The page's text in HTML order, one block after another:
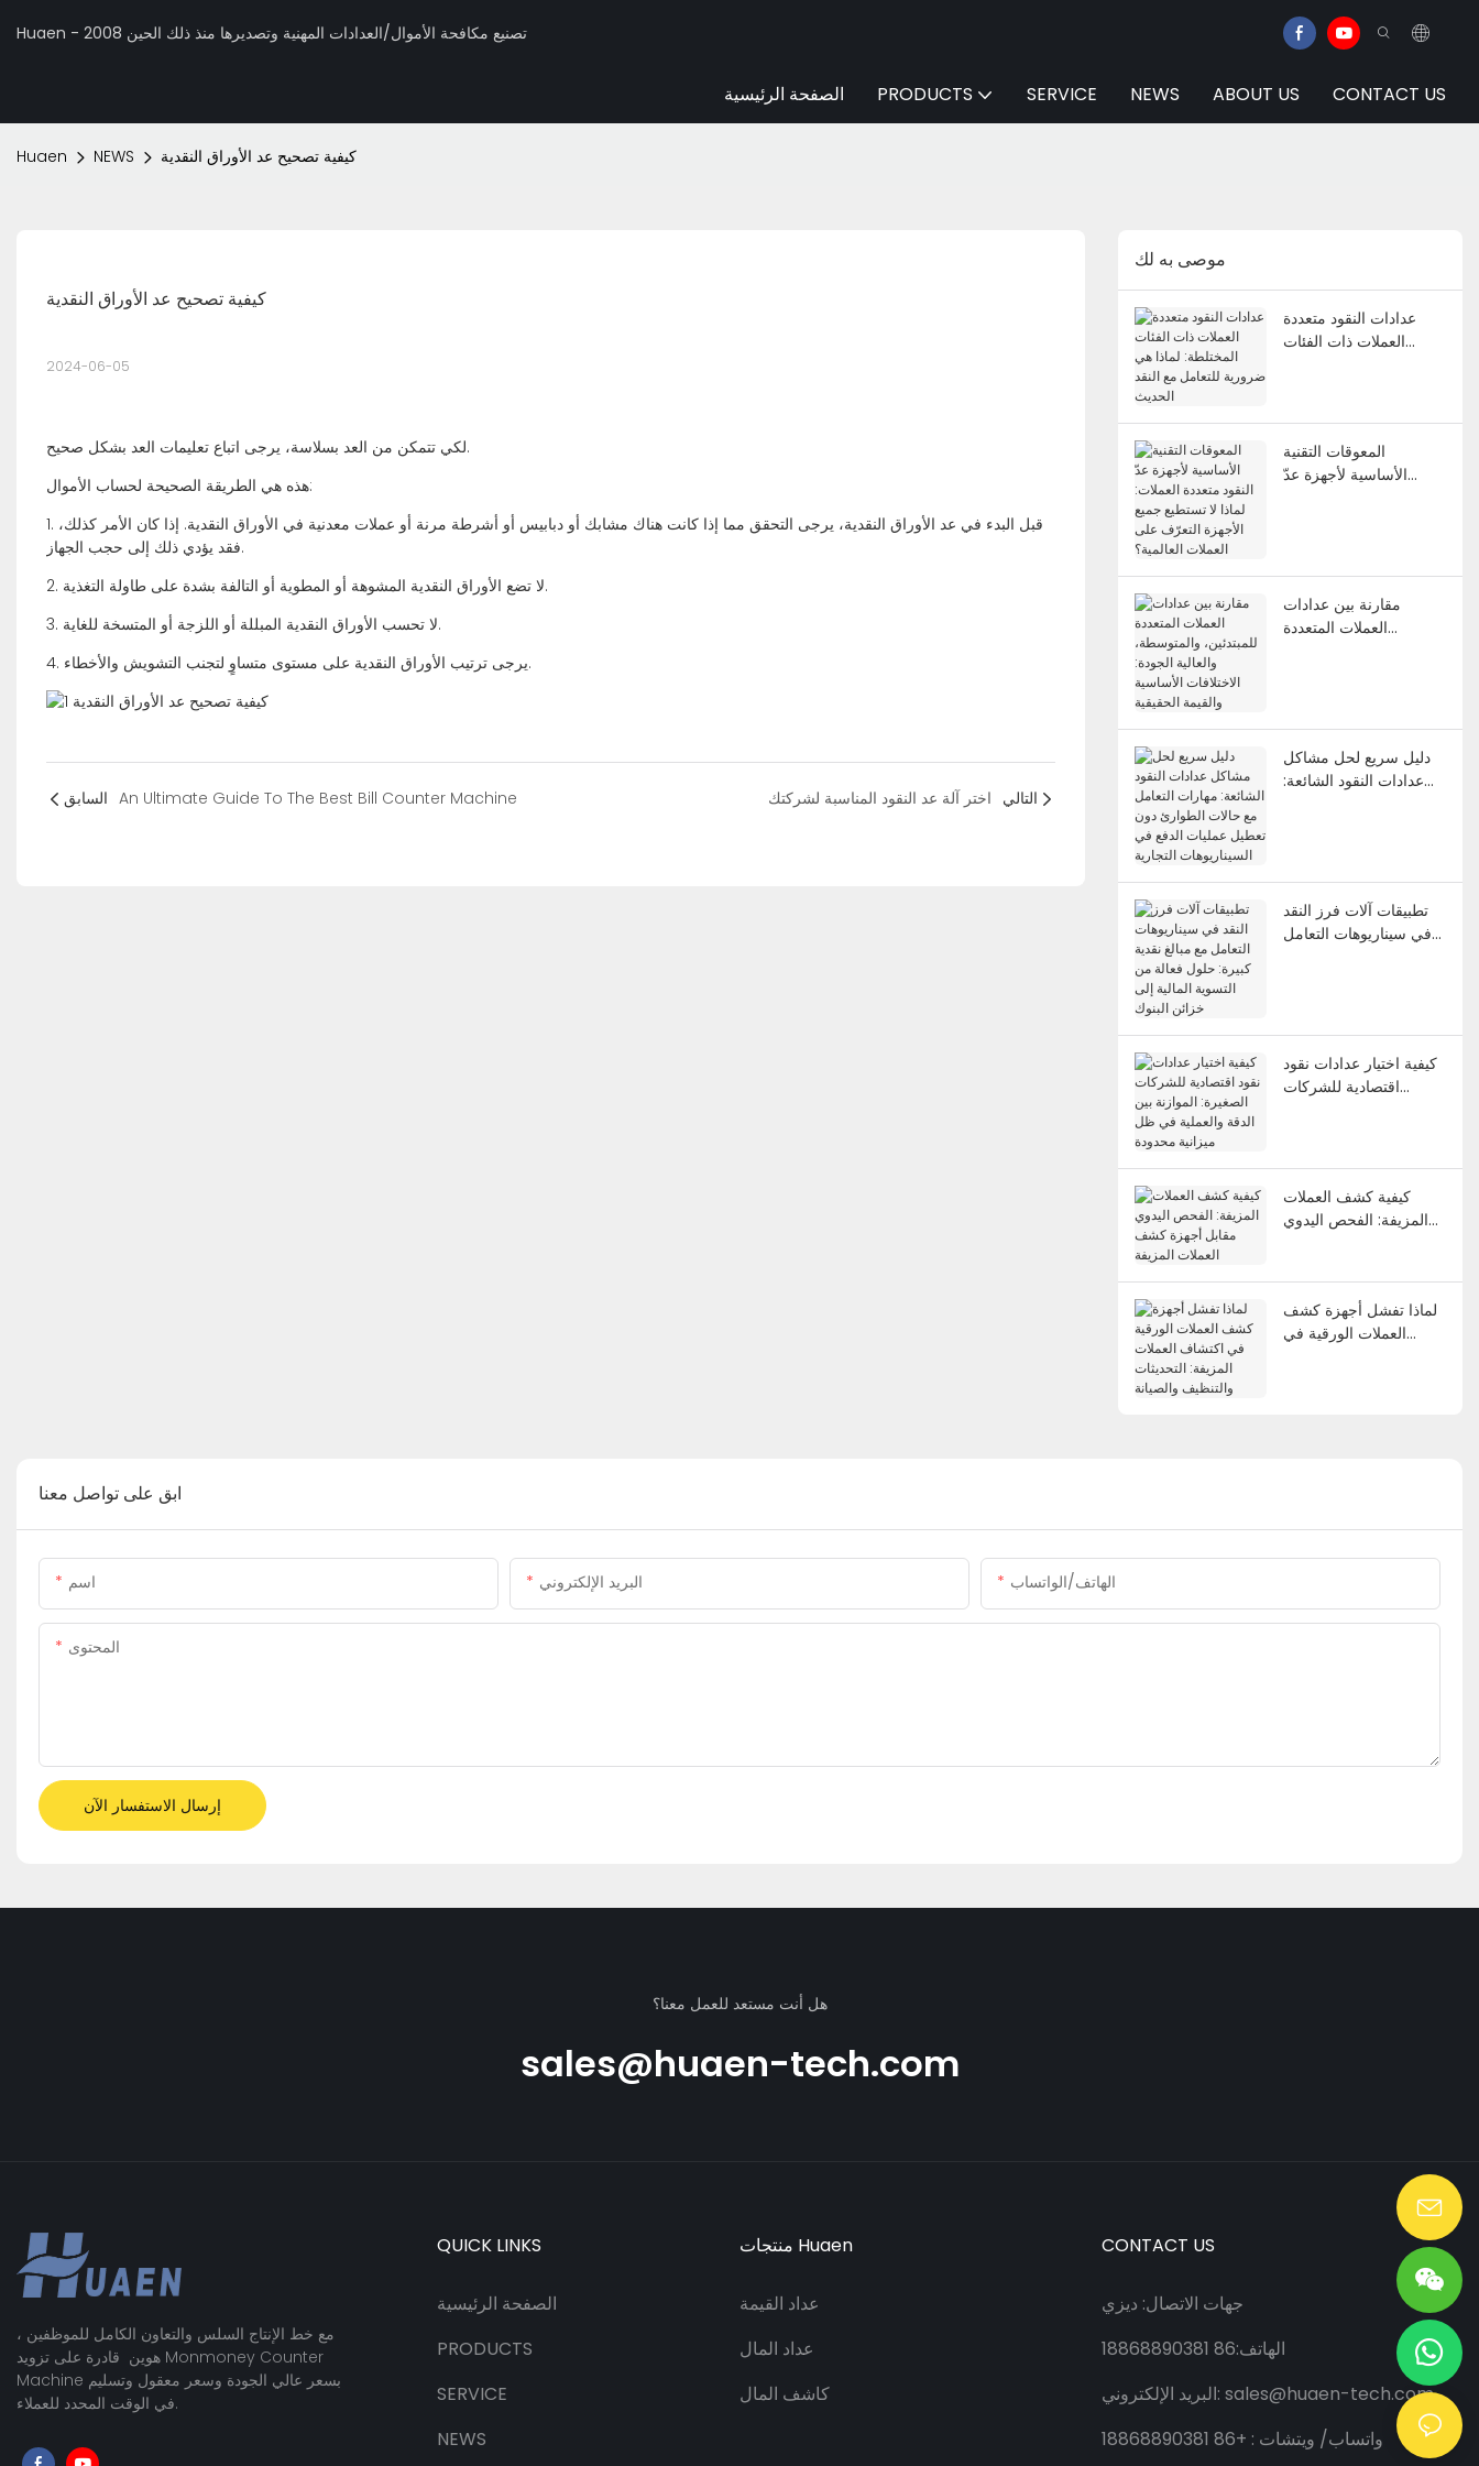
Huaen - تصنيع مكافحة الأموال/العدادات المهنية وتصديرها منذ ذلك الحين 2008
الصفحة الرئيسية PRODUCTS SERVICE NEWS ABOUT US CONTACT US
Huaen NEWS كيفية تصحيح عد الأوراق النقدية
كيفية تصحيح عد الأوراق النقدية
2024-06-05
لكي تتمكن من العد بسلاسة، يرجى اتباع تعليمات العد بشكل صحيح.
هذه هي الطريقة الصحيحة لحساب الأموال:
1. قبل البدء في عد الأوراق النقدية، يرجى التحقق مما إذا كانت هناك مشابك أو دبابيس أو أشرطة مرنة أو عملات معدنية في الأوراق النقدية. إذا كان الأمر كذلك،
فقد يؤدي ذلك إلى حجب الجهاز.
2. لا تضع الأوراق النقدية المشوهة أو المطوية أو التالفة بشدة على طاولة التغذية.
3. لا تحسب الأوراق النقدية المبللة أو اللزجة أو المتسخة للغاية.
4. يرجى ترتيب الأوراق النقدية على مستوى متساوٍ لتجنب التشويش والأخطاء.
السابق An Ultimate Guide To The Best Bill Counter Machine اختر آلة عد النقود المناسبة لشركتك التالي
موصى به لك
عدادات النقود متعددة
العملات ذات الفئات
المعوقات التقنية
الأساسية لأجهزة عدّ
مقارنة بين عدادات
العملات المتعددة
دليل سريع لحل مشاكل
عدادات النقود الشائعة:
تطبيقات آلات فرز النقد
في سيناريوهات التعامل
كيفية اختيار عدادات نقود
اقتصادية للشركات
كيفية كشف العملات
المزيفة: الفحص اليدوي
لماذا تفشل أجهزة كشف
العملات الورقية في
ابق على تواصل معنا
اسم البريد الإلكتروني الهاتف/الواتساب
المحتوى
إرسال الاستفسار الآن
هل أنت مستعد للعمل معنا؟
sales@huaen-tech.com
مع خط الإنتاج السلس والتعاون الكامل للموظفين ،
هوين قادرة على تزويد Monmoney Counter
Machine بسعر عالي الجودة وسعر معقول وتسليم
في الوقت المحدد للعملاء.
QUICK LINKS
الصفحة الرئيسية
PRODUCTS
SERVICE
NEWS
منتجات Huaen
عداد القيمة
عداد المال
كاشف المال
CONTACT US
جهات الاتصال: ديزي
الهاتف:86 18868890381
البريد الإلكتروني: sales@huaen-tech.com
واتساب/ ويتشات : +86 18868890381